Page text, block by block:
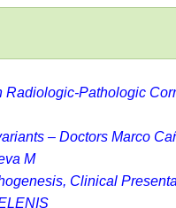
Radiologic-Pathologic
– Doctors Marco
M
Clinical